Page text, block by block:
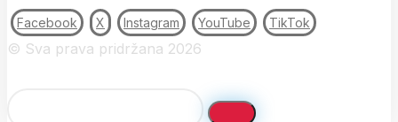
Facebook X Instagram YouTube TikTok
© Sva prava pridržana 2026